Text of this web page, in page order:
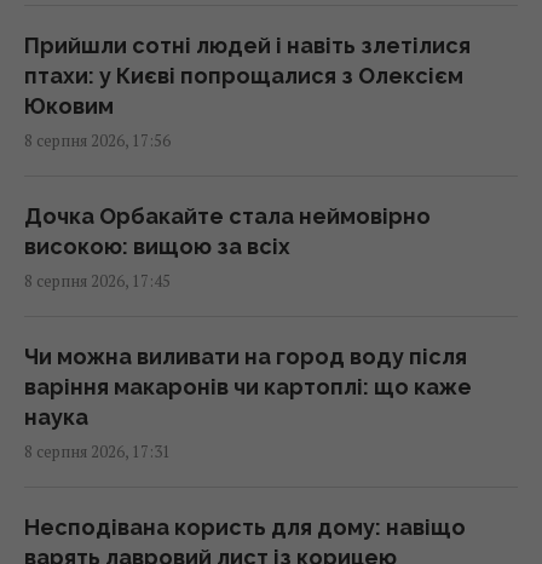
краще мовчати цього дня
17:10 субота, 08 серпня 2026
Гороскоп на 9 серпня: Овнам –
17:00 субота, 08 серпня 2026
Смачний печений перець на зиму: секрет
16:55 субота, 08 серпня 2026
До 2030 року в Україні стане на третину
менше першокласників: експертка
16:46 субота, 08 серпня 2026
Прийшли сотні людей і навіть злетілися
птахи: у Києві попрощалися з Олексієм
Юковим
8 серпня 2026, 17:56
Дочка Орбакайте стала неймовірно
високою: вищою за всіх
8 серпня 2026, 17:45
Чи можна виливати на город воду після
варіння макаронів чи картоплі: що каже
наука
8 серпня 2026, 17:31
Несподівана користь для дому: навіщо
варять лавровий лист із корицею